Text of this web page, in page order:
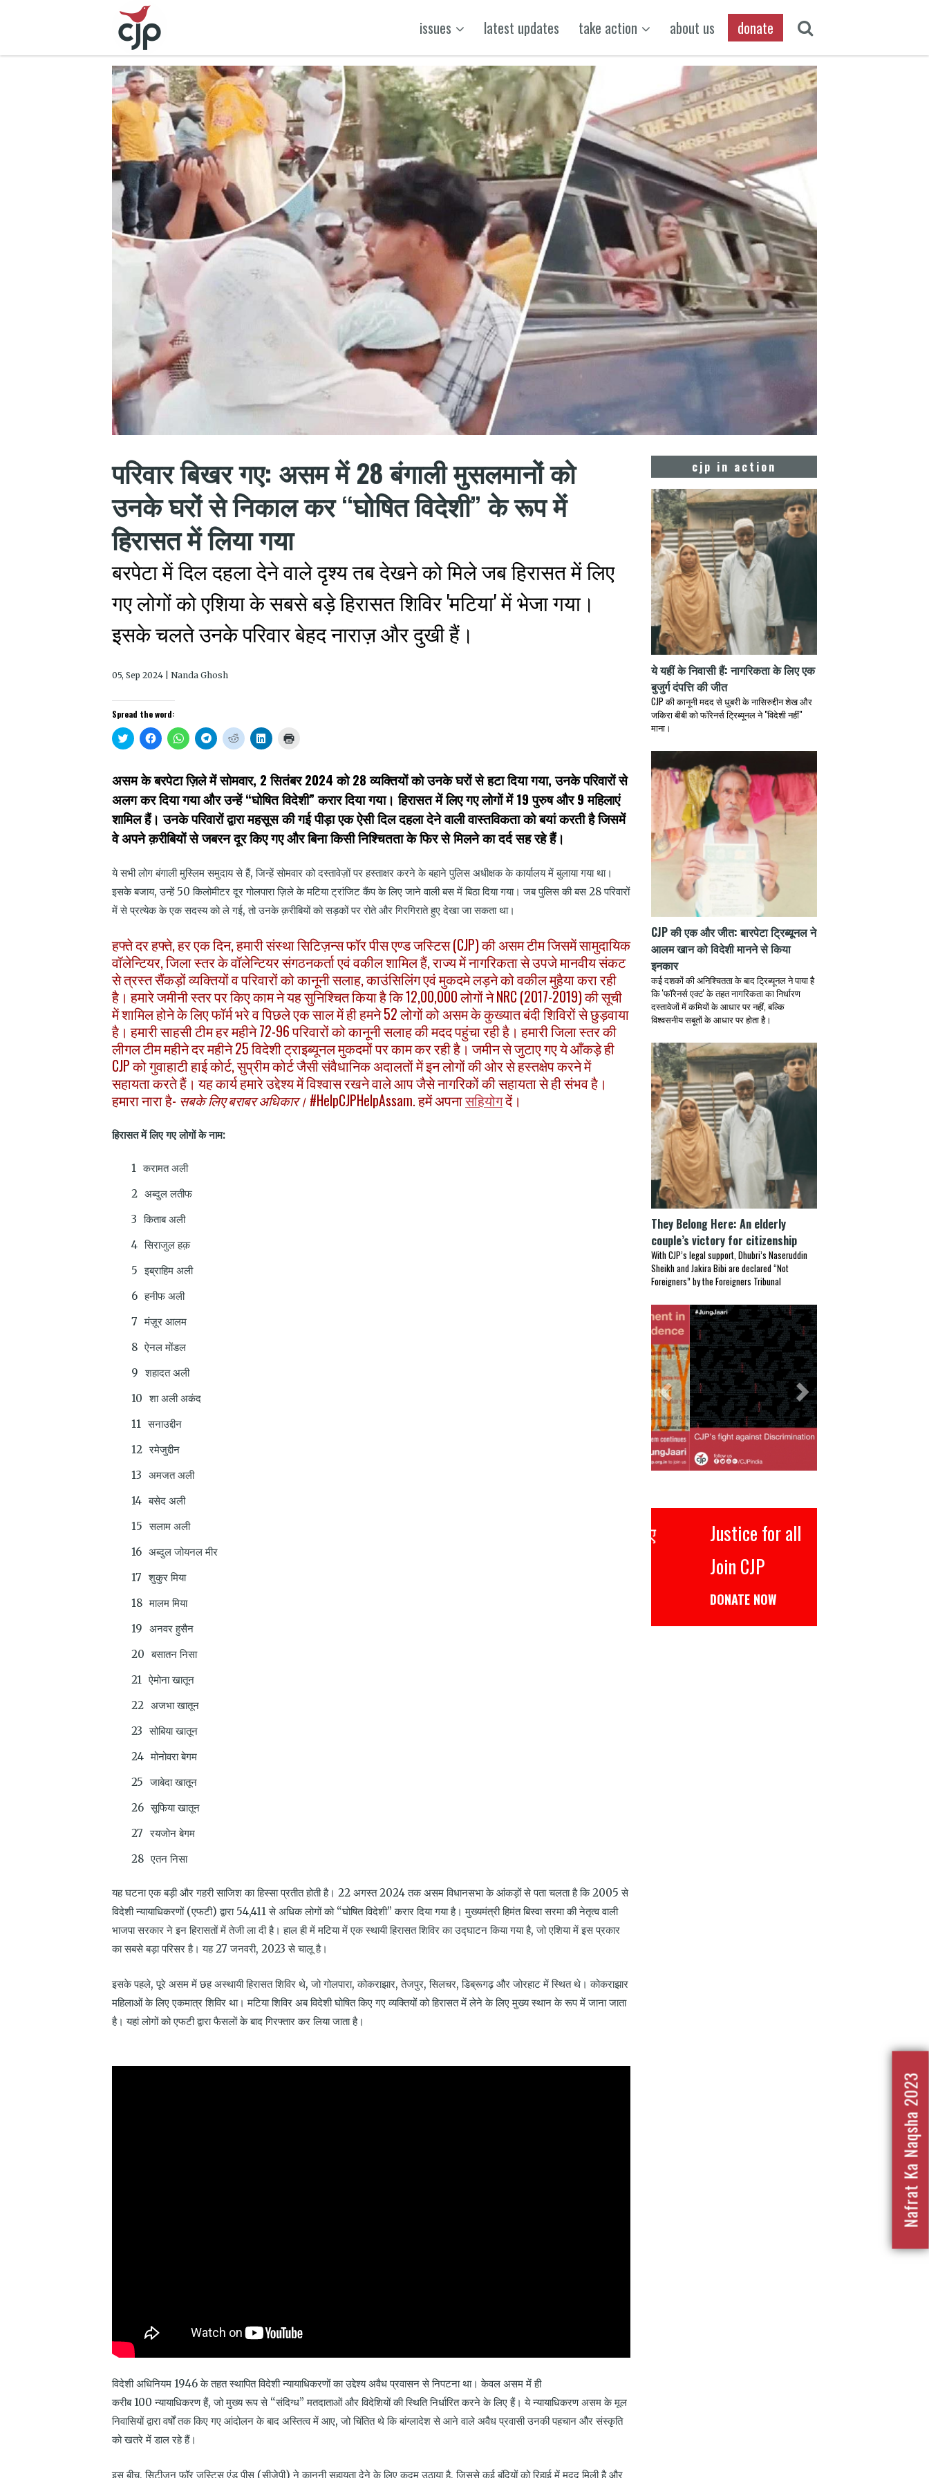
issues latest updates take action about us donate
परिवार बिखर गए: असम में 28 बंगाली मुसलमानों को
उनके घरों से निकाल कर “घोषित विदेशी” के रूप में
हिरासत में लिया गया
बरपेटा में दिल दहला देने वाले दृश्य तब देखने को मिले जब हिरासत में लिए
गए लोगों को एशिया के सबसे बड़े हिरासत शिविर 'मटिया' में भेजा गया।
इसके चलते उनके परिवार बेहद नाराज़ और दुखी हैं।
05, Sep 2024 | Nanda Ghosh
Spread the word:
Click
to
share
Twitter
(Opens
in
new
window)
Click
to
share
Facebook
(Opens
in
new
window)
Click
to
share
WhatsApp
(Opens
in
new
window)
Click
to
share
Telegram
(Opens
in
new
window)
Click
to
share
Reddit
(Opens
in
new
window)
Click
to
LinkedIn
(Opens
in
new
window)
new
window)
असम के बरपेटा ज़िले में सोमवार, 2 सितंबर 2024 को 28 व्यक्तियों को उनके घरों से हटा दिया गया, उनके परिवारों से
अलग कर दिया गया और उन्हें “घोषित विदेशी” करार दिया गया। हिरासत में लिए गए लोगों में 19 पुरुष और 9 महिलाएं
शामिल हैं। उनके परिवारों द्वारा महसूस की गई पीड़ा एक ऐसी दिल दहला देने वाली वास्तविकता को बयां करती है जिसमें
वे अपने क़रीबियों से जबरन दूर किए गए और बिना किसी निश्चितता के फिर से मिलने का दर्द सह रहे हैं।
ये सभी लोग बंगाली मुस्लिम समुदाय से हैं, जिन्हें सोमवार को दस्तावेज़ों पर हस्ताक्षर करने के बहाने पुलिस अधीक्षक के कार्यालय में बुलाया गया था।
इसके बजाय, उन्हें 50 किलोमीटर दूर गोलपारा ज़िले के मटिया ट्रांजिट कैंप के लिए जाने वाली बस में बिठा दिया गया। जब पुलिस की बस 28 परिवारों
में से प्रत्येक के एक सदस्य को ले गई, तो उनके क़रीबियों को सड़कों पर रोते और गिरगिराते हुए देखा जा सकता था।
हफ्ते दर हफ्ते, हर एक दिन, हमारी संस्था सिटिज़न्स फॉर पीस एण्ड जस्टिस (CJP) की असम टीम जिसमें सामुदायिक
वॉलेन्टियर, जिला स्तर के वॉलेन्टियर संगठनकर्ता एवं वकील शामिल हैं, राज्य में नागरिकता से उपजे मानवीय संकट
से त्रस्त सैंकड़ों व्यक्तियों व परिवारों को कानूनी सलाह, काउंसिलिंग एवं मुकदमे लड़ने को वकील मुहैया करा रही
है। हमारे जमीनी स्तर पर किए काम ने यह सुनिश्चित किया है कि 12,00,000 लोगों ने NRC (2017-2019) की सूची
में शामिल होने के लिए फॉर्म भरे व पिछले एक साल में ही हमने 52 लोगों को असम के कुख्यात बंदी शिविरों से छुड़वाया
है। हमारी साहसी टीम हर महीने 72-96 परिवारों को कानूनी सलाह की मदद पहुंचा रही है। हमारी जिला स्तर की
लीगल टीम महीने दर महीने 25 विदेशी ट्राइब्यूनल मुकदमों पर काम कर रही है। जमीन से जुटाए गए ये आँकड़े ही
CJP को गुवाहाटी हाई कोर्ट, सुप्रीम कोर्ट जैसी संवैधानिक अदालतों में इन लोगों की ओर से हस्तक्षेप करने में
सहायता करते हैं। यह कार्य हमारे उद्देश्य में विश्वास रखने वाले आप जैसे नागरिकों की सहायता से ही संभव है।
हमारा नारा है- सबकेलिए बराबर अधिकार। #HelpCJPHelpAssam. हमें अपनासहियोगदें।
हिरासत में लिए गए लोगों के नाम:
करामत अली
अब्दुल लतीफ
किताब अली
सिराजुल हक़
इब्राहिम अली
हनीफ अली
मंज़ूर आलम
ऐनल मोंडल
शहादत अली
शा अली अकंद
सनाउद्दीन
रमेजुद्दीन
अमजत अली
बसेद अली
सलाम अली
अब्दुल जोयनल मीर
शुकुर मिया
मालम मिया
अनवर हुसैन
बसातन निसा
ऐमोना खातून
अजभा खातून
सोबिया खातून
मोनोवरा बेगम
जाबेदा खातून
सूफिया खातून
रयजोन बेगम
एतन निसा
यह घटना एक बड़ी और गहरी साजिश का हिस्सा प्रतीत होती है। 22 अगस्त 2024 तक असम विधानसभा के आंकड़ों से पता चलता है कि 2005 से
विदेशी न्यायाधिकरणों (एफटी) द्वारा 54,411 से अधिक लोगों को “घोषित विदेशी” करार दिया गया है। मुख्यमंत्री हिमंत बिस्वा सरमा की नेतृत्व वाली
भाजपा सरकार ने इन हिरासतों में तेजी ला दी है। हाल ही में मटिया में एक स्थायी हिरासत शिविर का उद्घाटन किया गया है, जो एशिया में इस प्रकार
का सबसे बड़ा परिसर है। यह 27 जनवरी, 2023 से चालू है।
इसके पहले, पूरे असम में छह अस्थायी हिरासत शिविर थे, जो गोलपारा, कोकराझार, तेजपुर, सिलचर, डिब्रूगढ़ और जोरहाट में स्थित थे। कोकराझार
महिलाओं के लिए एकमात्र शिविर था। मटिया शिविर अब विदेशी घोषित किए गए व्यक्तियों को हिरासत में लेने के लिए मुख्य स्थान के रूप में जाना जाता
है। यहां लोगों को एफटी द्वारा फैसलों के बाद गिरफ्तार कर लिया जाता है।
विदेशी अधिनियम 1946 के तहत स्थापित विदेशी न्यायाधिकरणों का उद्देश्य अवैध प्रवासन से निपटना था। केवल असम में ही
करीब 100 न्यायाधिकरण हैं, जो मुख्य रूप से “संदिग्ध” मतदाताओं और विदेशियों की स्थिति निर्धारित करने के लिए हैं। ये न्यायाधिकरण असम के मूल
निवासियों द्वारा वर्षों तक किए गए आंदोलन के बाद अस्तित्व में आए, जो चिंतित थे कि बांग्लादेश से आने वाले अवैध प्रवासी उनकी पहचान और संस्कृति
को खतरे में डाल रहे हैं।
इस बीच, सिटीजन फॉर जस्टिस एंड पीस (सीजेपी) ने कानूनी सहायता देने के लिए कदम उठाया है, जिससे कई बंदियों को रिहाई में मदद मिली है और
cjp in action
ये यहीं के निवासी हैं: नागरिकता के लिए एक
बुजुर्ग दंपत्ति की जीत
CJP की कानूनी मदद से धुबरी के नासिरुद्दीन शेख और
जकिरा बीबी को फॉरेनर्स ट्रिब्यूनल ने "विदेशी नहीं"
माना।
CJP की एक और जीत: बारपेटा ट्रिब्यूनल ने
आलम खान को विदेशी मानने से किया
इनकार
कई दशकों की अनिश्चितता के बाद ट्रिब्यूनल ने पाया है
कि 'फॉरेनर्स एक्ट' के तहत नागरिकता का निर्धारण
दस्तावेजों में कमियों के आधार पर नहीं, बल्कि
विश्वसनीय सबूतों के आधार पर होता है।
They Belong Here: An elderly
couple’s victory for citizenship
With CJP’s legal support, Dhubri’s Naseruddin
Sheikh and Jakira Bibi are declared “Not
Foreigners” by the Foreigners Tribunal
Previous Next
Justice for all
Join CJP
DONATE NOW
Nafrat Ka Naqsha 2023